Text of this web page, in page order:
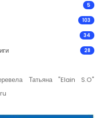
5
103
34
28
Татьяна "Elain S.O"